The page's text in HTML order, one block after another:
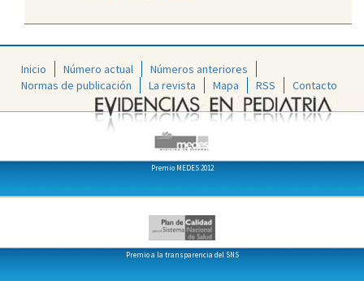
Inicio Número actual
Números anteriores
Normas de publicación
La revista Mapa RSS Contacto
Premio MEDES 2012
Premio a la transparencia del SNS